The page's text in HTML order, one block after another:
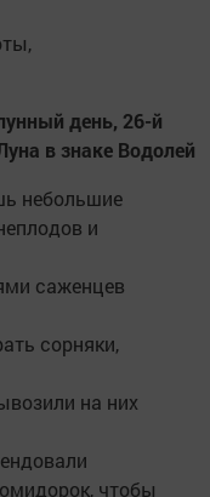
день, 26-й
в знаке Водолей
небольшие
и
саженцев
сорняки,
на них
чтобы